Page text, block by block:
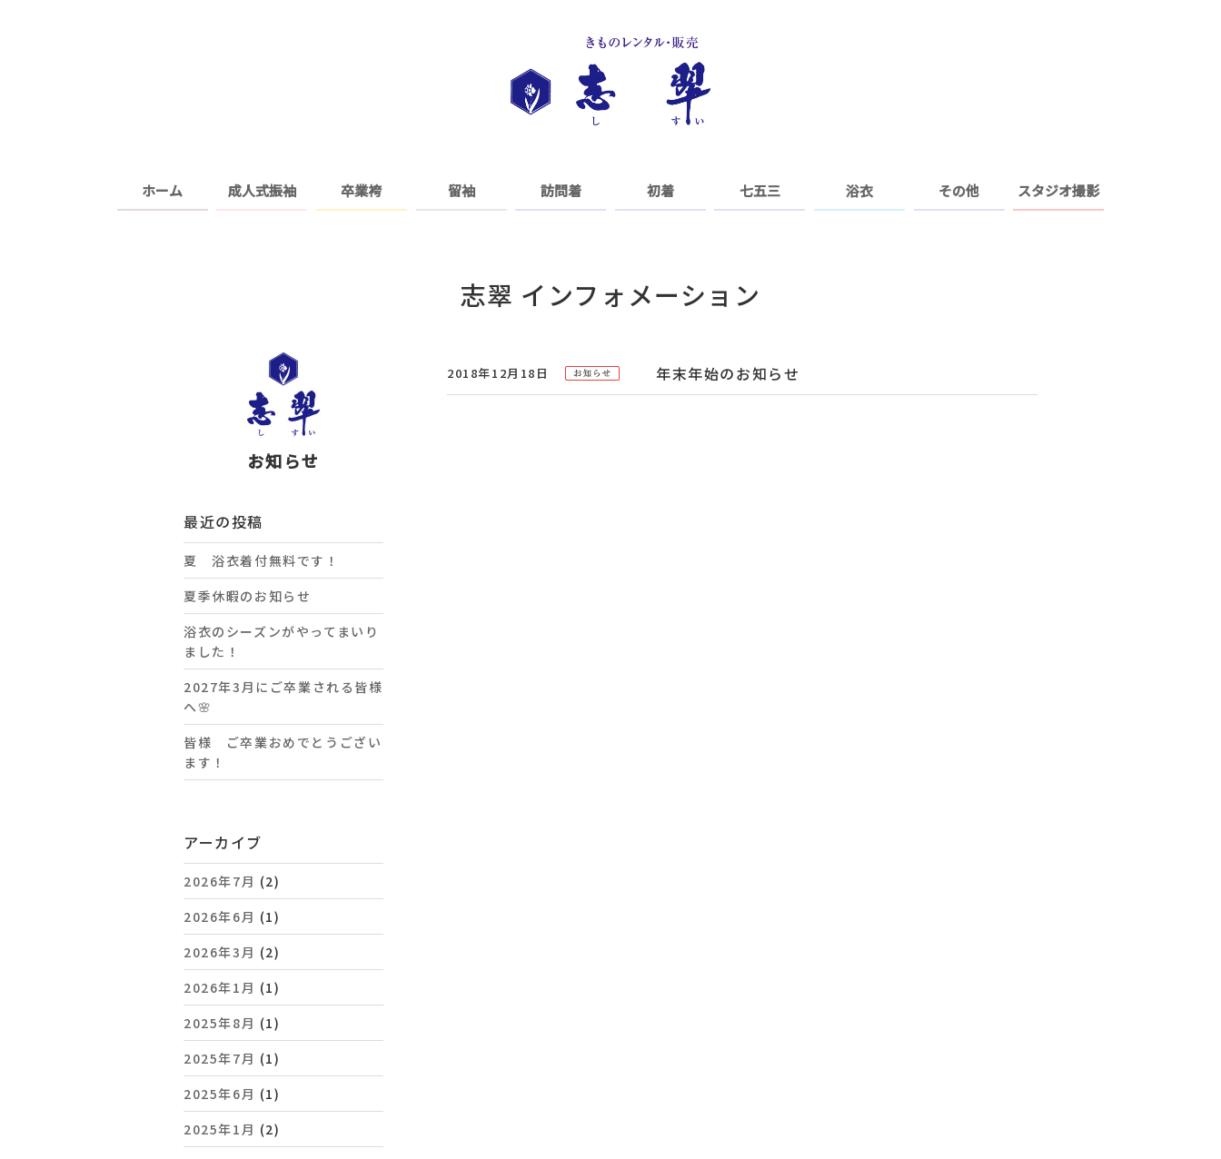
ホーム 成人式振袖 卒業袴 留袖 訪問着 初着 七五三 浴衣 その他 スタジオ撮影
志翠 インフォメーション
2018年12月18日 年末年始のお知らせ
お知らせ
最近の投稿
夏 浴衣着付無料です！
夏季休暇のお知らせ
浴衣のシーズンがやってまいり
ました！
2027年3月にご卒業される皆様
へ🌸
皆様 ご卒業おめでとうござい
ます！
アーカイブ
2026年7月 (2)
2026年6月 (1)
2026年3月 (2)
2026年1月 (1)
2025年8月 (1)
2025年7月 (1)
2025年6月 (1)
2025年1月 (2)